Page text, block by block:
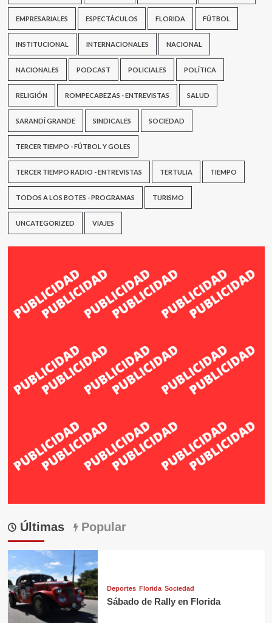
Partido
Colorado
EMPRESARIALES ESPECTÁCULOS FLORIDA FÚTBOL
INSTITUCIONAL INTERNACIONALES NACIONAL
NACIONALES PODCAST POLICIALES POLÍTICA
RELIGIÓN ROMPECABEZAS - ENTREVISTAS SALUD
SARANDÍ GRANDE SINDICALES SOCIEDAD
TERCER TIEMPO - FÚTBOL Y GOLES
TERCER TIEMPO RADIO - ENTREVISTAS TERTULIA TIEMPO
TODOS A LOS BOTES - PROGRAMAS TURISMO
UNCATEGORIZED VIAJES
Últimas Popular
Deportes Florida Sociedad
Sábado de Rally en Florida